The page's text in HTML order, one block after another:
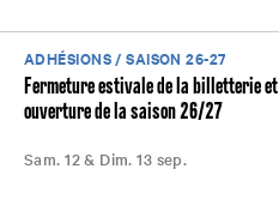
ADHÉSIONS / SAISON 26-27
Fermeture estivale de la billetterie et
ouverture de la saison 26/27
Sam. 12 & Dim. 13 sep.